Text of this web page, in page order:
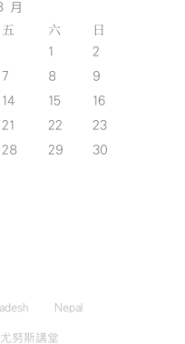
月
五 六 日
1
2
7 8
9
14 15
16
21 22
23
28 29
30
Nepal
努斯講堂